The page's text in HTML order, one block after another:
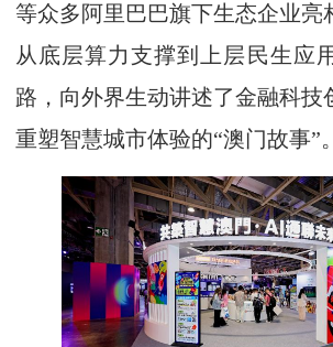
等众多阿里巴巴旗下生态企业亮
从底层算力支撑到上层民生应
路，向外界生动讲述了金融科技
重塑智慧城市体验的“澳门故事”。